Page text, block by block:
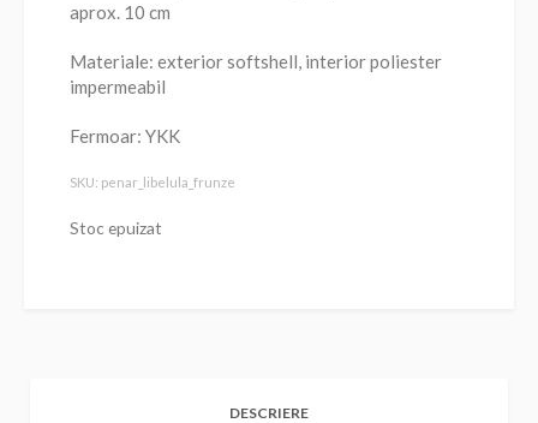
aprox. 10 cm
Materiale: exterior softshell, interior poliester
impermeabil
Fermoar: YKK
SKU: penar_libelula_frunze
Stoc epuizat
DESCRIERE